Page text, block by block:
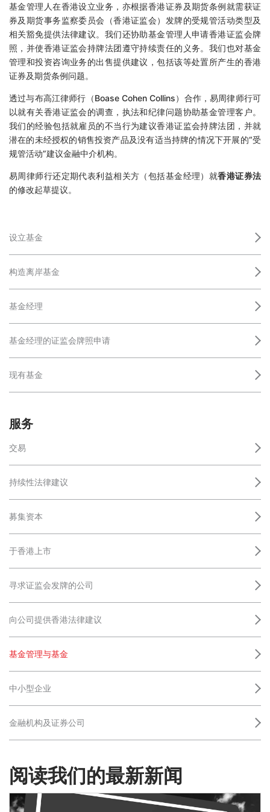
基金管理人在香港设立业务，亦根据香港证券及期货条例就需获证
券及期货事务监察委员会（香港证监会）发牌的受规管活动类型及
相关豁免提供法律建议。我们还协助基金管理人申请香港证监会牌
照，并使香港证监会持牌法团遵守持续责任的义务。我们也对基金
管理和投资咨询业务的出售提供建议，包括该等处置所产生的香港
证券及期货条例问题。
透过与布高江律师行（Boase Cohen Collins）合作，易周律师行可
以就有关香港证监会的调查，执法和纪律问题协助基金管理客户。
我们的经验包括就雇员的不当行为建议香港证监会持牌法团，并就
潜在的未经授权的销售投资产品及没有适当持牌的情况下开展的“受
规管活动”建议金融中介机构。
易周律师行还定期代表利益相关方（包括基金经理）就香港证券法
的修改起草提议。
设立基金
构造离岸基金
基金经理
基金经理的证监会牌照申请
现有基金
服务
交易
持续性法律建议
募集资本
于香港上市
寻求证监会发牌的公司
向公司提供香港法律建议
基金管理与基金
中小型企业
金融机构及证券公司
阅读我们的最新新闻